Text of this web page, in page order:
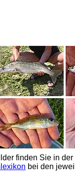
finden Sie in der
bei den